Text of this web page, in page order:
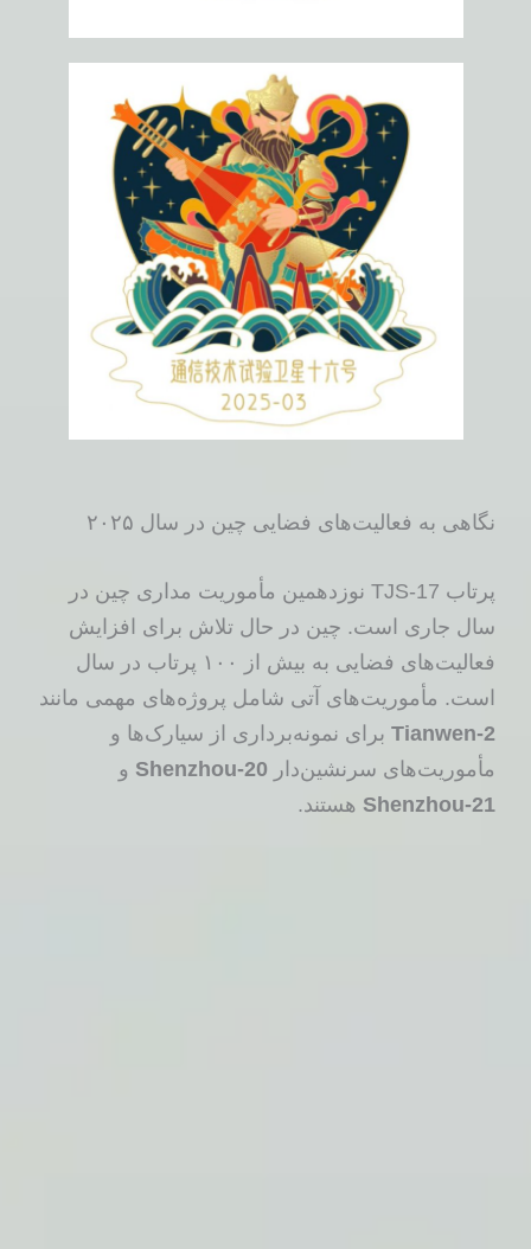
نگاهی به فعالیت‌های فضایی چین در سال ۲۰۲۵
پرتاب TJS-17 نوزدهمین مأموریت مداری چین در
سال جاری است. چین در حال تلاش برای افزایش
فعالیت‌های فضایی به بیش از ۱۰۰ پرتاب در سال
است. مأموریت‌های آتی شامل پروژه‌های مهمی مانند
Tianwen-2 برای نمونه‌برداری از سیارک‌ها و
مأموریت‌های سرنشین‌دار Shenzhou-20 و
Shenzhou-21 هستند.